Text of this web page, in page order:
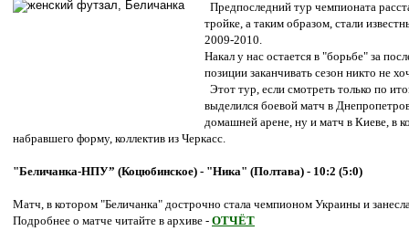
Предпоследний тур чемпионата
тройке, а таким образом, стали
2009-2010.
Накал у нас остается в "борьбе" за
позиции заканчивать сезон никто не
Этот тур, если смотреть только по
выделился боевой матч в
домашней арене, ну и матч в Киеве, в
набравшего форму, коллектив из Черкасс.
"Беличанка-НПУ” (Коцюбинское) - "Ника" (Полтава) - 10:2 (5:0)
Матч, в котором "Беличанка" дострочно стала чемпионом Украины и
Подробнее о матче читайте в архиве - ОТЧЁТ